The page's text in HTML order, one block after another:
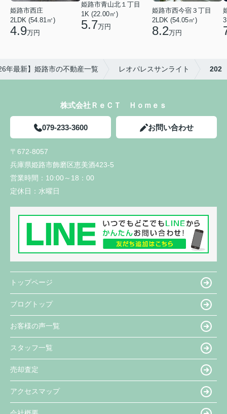
姫路市西庄
2LDK (54.81㎡)
4.9万円
姫路市青山北１丁目
1K (22.00㎡)
5.7万円
姫路市西今宿３丁目
2LDK (54.05㎡)
8.2万円
年最新】姫路市の不動産一覧 レオパレスサンライト 202
株式会社ＲｅＣＴ Ｈｏｍｅｓ
079-233-3600 お問い合わせ
〒672-8057
兵庫県姫路市飾磨区恵美酒423-5
営業時間： 10:00～18：00
定休日： 水曜日
トップページ
ブログトップ
お客様の声一覧
スタッフ一覧
売却査定
アクセスマップ